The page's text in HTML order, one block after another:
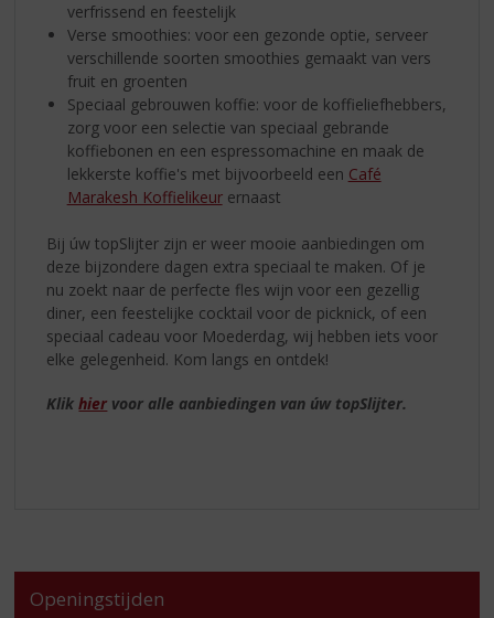
verfrissend en feestelijk
Verse smoothies: voor een gezonde optie, serveer
verschillende soorten smoothies gemaakt van vers
fruit en groenten
Speciaal gebrouwen koffie: voor de koffieliefhebbers,
zorg voor een selectie van speciaal gebrande
koffiebonen en een espressomachine en maak de
lekkerste koffie's met bijvoorbeeld een Café
Marakesh Koffielikeurernaast
Bij úw topSlijter zijn er weer mooie aanbiedingen om
deze bijzondere dagen extra speciaal te maken. Of je
nu zoekt naar de perfecte fles wijn voor een gezellig
diner, een feestelijke cocktail voor de picknick, of een
speciaal cadeau voor Moederdag, wij hebben iets voor
elke gelegenheid. Kom langs en ontdek!
Klikhier voor alle aanbiedingen van úw topSlijter.
Openingstijden